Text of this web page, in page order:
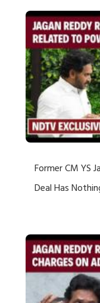
Former CM YS
Deal Has